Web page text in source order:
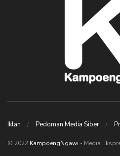
Iklan Pedoman Media Siber
© 2022 KampoengNgawi - Media